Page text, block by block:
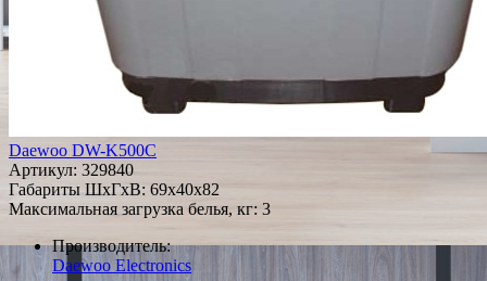
Daewoo DW-K500C
Артикул: 329840
Габариты ШxГxВ: 69x40x82
Максимальная загрузка белья, кг: 3
Производитель:
Daewoo Electronics